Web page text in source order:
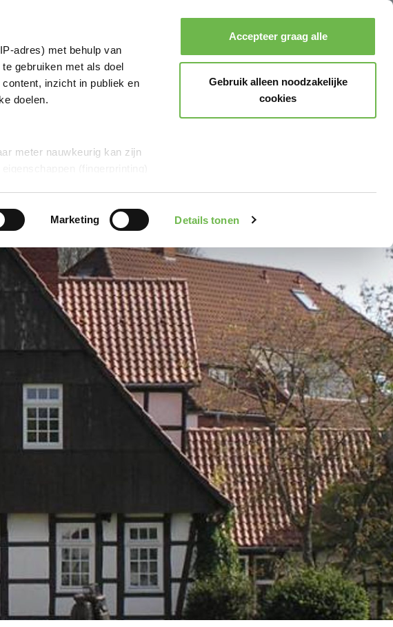
adres) met behulp van
gebruiken met als doel
inzicht in publiek en
doelen.
meter nauwkeurig kan zijn
ons werk!
in de VS door Google en
door „Voorkeuren“,
instellen", stemt u er
met Art. 49 (1) zin 1 lit. a
land met een ontoereikend
het risico dat uw
en toezichtdoeleinden,
klikt en geen van de
de hierboven beschreven
Marketing Details tonen
Accepteer graag alle
Gebruik alleen noodzakelijke
cookies
Zoeken Boeken Menu